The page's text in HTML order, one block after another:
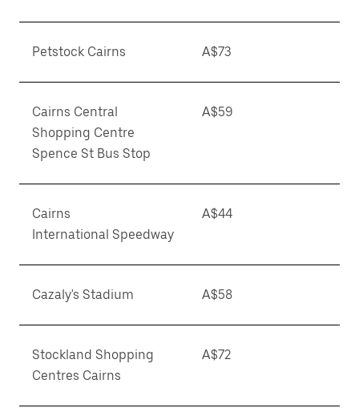
Petstock Cairns A$73
Cairns Central
Shopping Centre
Spence St Bus Stop
A$59
Cairns
International Speedway
A$44
Cazaly's Stadium A$58
Stockland Shopping
Centres Cairns
A$72